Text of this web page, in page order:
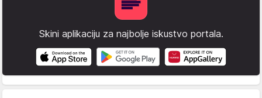
Skini aplikaciju za najbolje iskustvo portala.